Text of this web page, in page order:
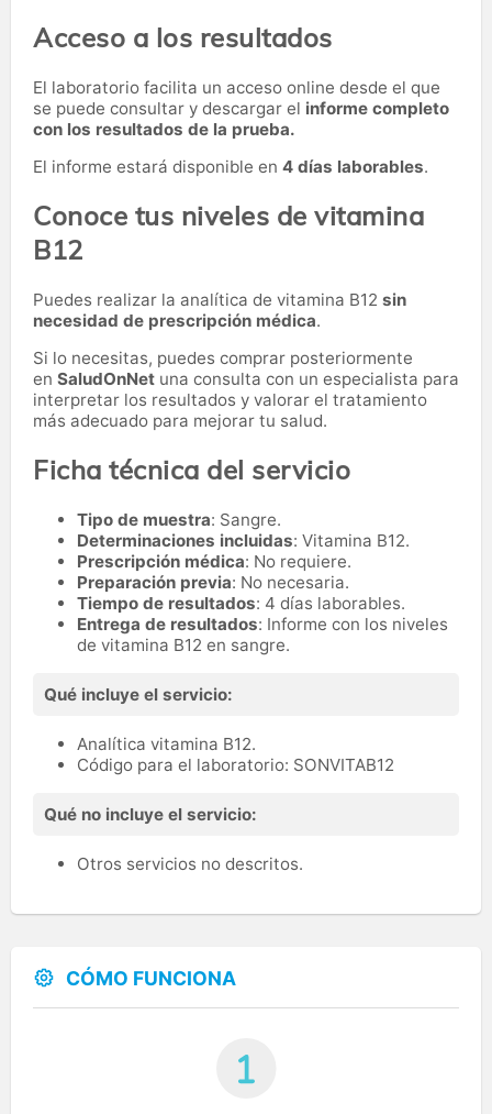
Acceso a los resultados
El laboratorio facilita un acceso online desde el que
se puede consultar y descargar el informe completo
con los resultados de la prueba.
El informe estará disponible en 4 días laborables.
Conoce tus niveles de vitamina
B12
Puedes realizar la analítica de vitamina B12 sin
necesidad de prescripción médica.
Si lo necesitas, puedes comprar posteriormente
en SaludOnNet una consulta con un especialista para
interpretar los resultados y valorar el tratamiento
más adecuado para mejorar tu salud.
Ficha técnica del servicio
Tipo de muestra: Sangre.
Determinaciones incluidas: Vitamina B12.
Prescripción médica: No requiere.
Preparación previa: No necesaria.
Tiempo de resultados: 4 días laborables.
Entrega de resultados: Informe con los niveles
de vitamina B12 en sangre.
Qué incluye el servicio:
Analítica vitamina B12.
Código para el laboratorio: SONVITAB12
Qué no incluye el servicio:
Otros servicios no descritos.
CÓMO FUNCIONA